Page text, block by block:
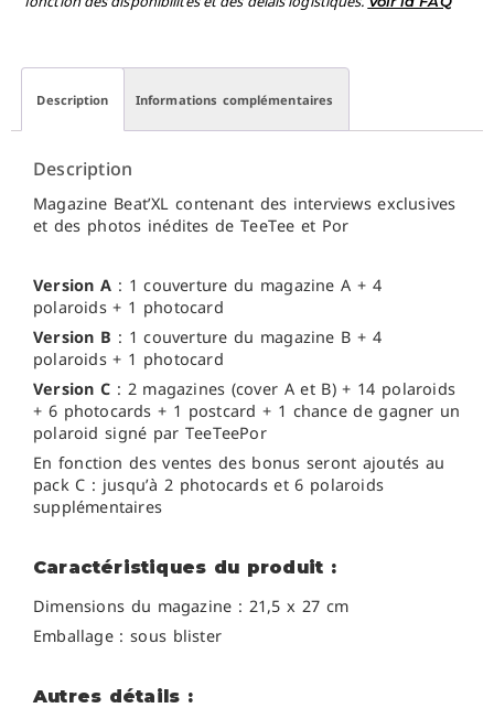
Description Informations complémentaires
Description
Magazine Beat’XL contenant des interviews exclusives
et des photos inédites de TeeTee et Por
Version A : 1 couverture du magazine A + 4
polaroids + 1 photocard
Version B : 1 couverture du magazine B + 4
polaroids + 1 photocard
Version C : 2 magazines (cover A et B) + 14 polaroids
+ 6 photocards + 1 postcard + 1 chance de gagner un
polaroid signé par TeeTeePor
En fonction des ventes des bonus seront ajoutés au
pack C : jusqu’à 2 photocards et 6 polaroids
supplémentaires
Caractéristiques du produit :
Dimensions du magazine : 21,5 x 27 cm
Emballage : sous blister
Autres détails :